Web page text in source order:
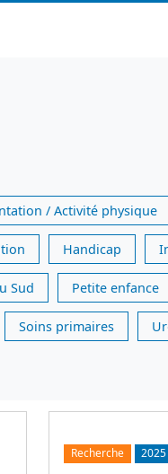
/ Activité physique
Handicap
Sud Petite enfance
Soins primaires
Recherche 2025